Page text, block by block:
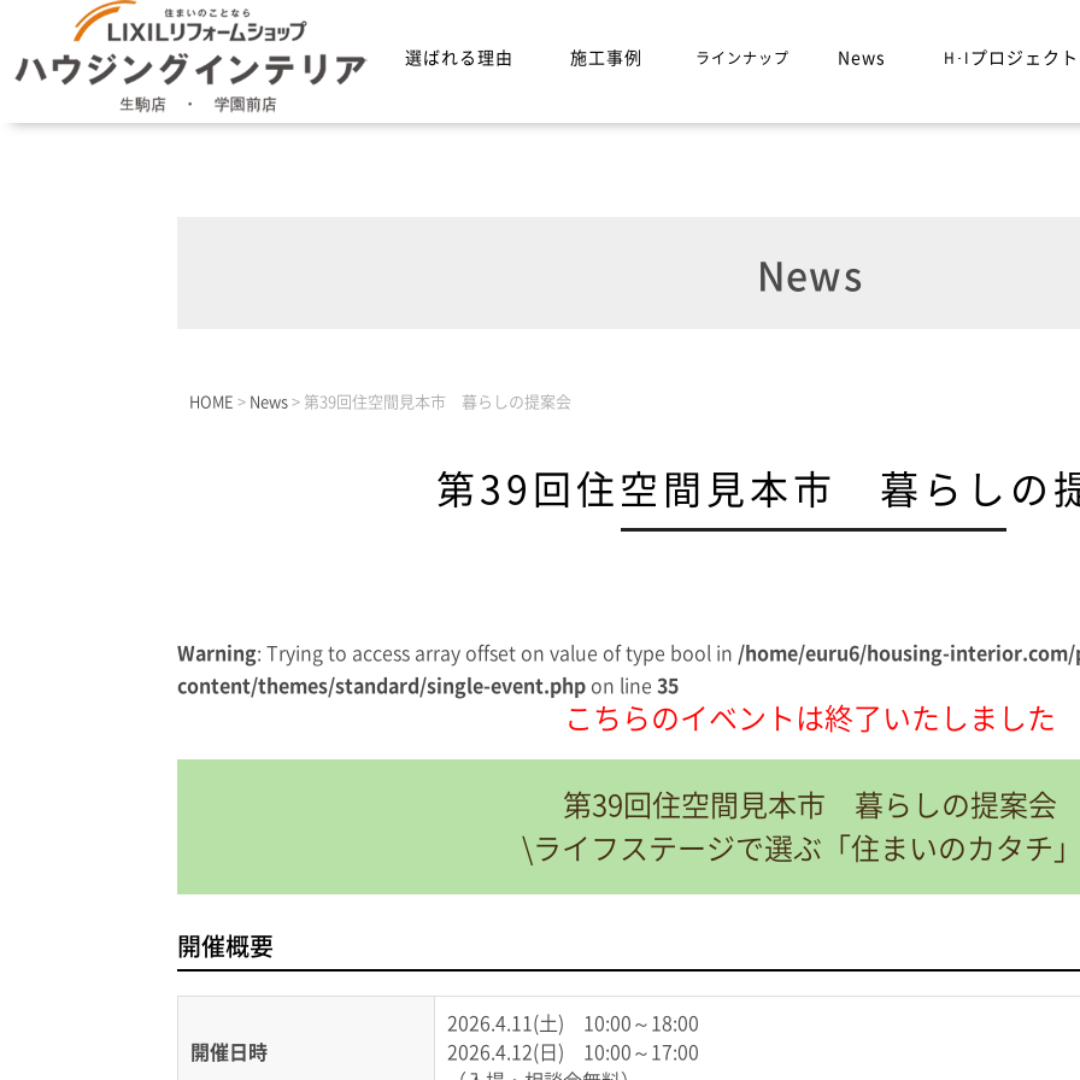
選ばれる理由 施工事例 ラインナップ News H･I プロジェクト
News
HOME > News > 第39回住空間見本市 暮らしの提案会
第39回住空間見本市 暮らしの
Warning: Trying to access array offset on value of type bool in /home/euru6/housing-
content/themes/standard/single-event.php on line 35
こちらのイベントは終了いたしました
第39回住空間見本市 暮らしの提案会
\ライフステージで選ぶ「住まいのカタチ
開催概要
開催日時
2026.4.11(土) 10:00～18:00
2026.4.12(日) 10:00～17:00